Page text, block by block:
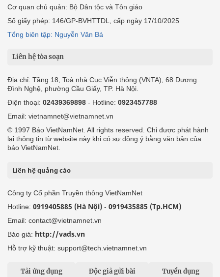
Cơ quan chủ quản: Bộ Dân tộc và Tôn giáo
Số giấy phép: 146/GP-BVHTTDL, cấp ngày 17/10/2025
Tổng biên tập: Nguyễn Văn Bá
Liên hệ tòa soạn
Địa chỉ: Tầng 18, Toà nhà Cục Viễn thông (VNTA), 68 Dương
Đình Nghệ, phường Cầu Giấy, TP. Hà Nội.
Điện thoại: 02439369898 - Hotline: 0923457788
Email: vietnamnet@vietnamnet.vn
© 1997 Báo VietNamNet. All rights reserved. Chỉ được phát hành
lại thông tin từ website này khi có sự đồng ý bằng văn bản của
báo VietNamNet.
Liên hệ quảng cáo
Công ty Cổ phần Truyền thông VietNamNet
Hotline: 0919405885 (Hà Nội) - 0919435885 (Tp.HCM)
Email: contact@vietnamnet.vn
Báo giá: http://vads.vn
Hỗ trợ kỹ thuật: support@tech.vietnamnet.vn
Tải ứng dụng Độc giả gửi bài Tuyển dụng